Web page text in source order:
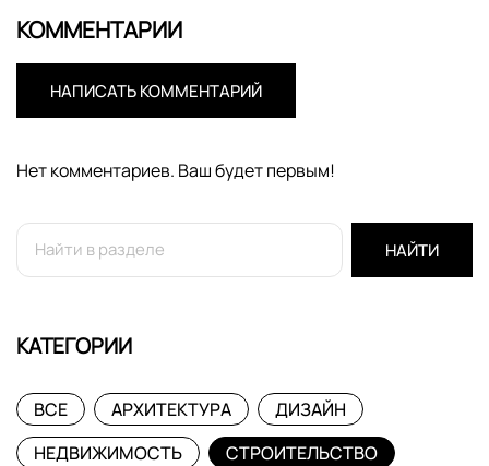
КОММЕНТАРИИ
НАПИСАТЬ КОММЕНТАРИЙ
Нет комментариев. Ваш будет первым!
НАЙТИ
КАТЕГОРИИ
ВСЕ АРХИТЕКТУРА
ДИЗАЙН
НЕДВИЖИМОСТЬ
СТРОИТЕЛЬСТВО